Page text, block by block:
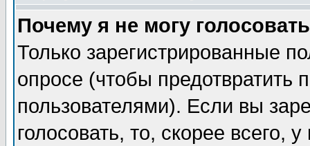
Почему я не могу
Только зарегистрированные
опросе (чтобы предотвратить
пользователями). Если вы
голосовать, то, скорее всего,